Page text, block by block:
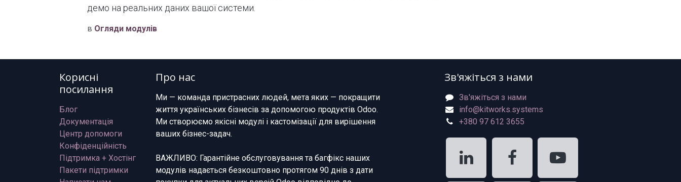
демо на реальних даних вашої системи.
в Огляди модулів
Корисні
посилання
Блог
Документація
Центр допомоги
Конфіденційність
Підтримка + Хостінг
Пакети підтримки
Про нас
Ми — команда пристрасних людей, мета яких — покращити
життя українських бізнесів за допомогою продуктів Odoo.
Ми створюємо якісні модулі і кастомізації для вирішення
ваших бізнес-задач.
ВАЖЛИВО: Гарантійне обслуговування та багфікс наших
модулів надається безкоштовно протягом 90 днів з дати
Зв'яжіться з нами
Зв'яжіться з нами
info@kitworks.systems
+380 97 612 3655